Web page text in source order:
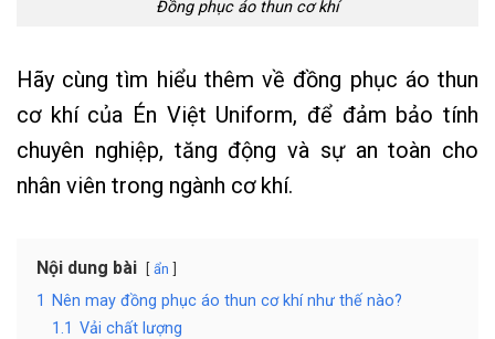
Đồng phục áo thun cơ khí
Hãy cùng tìm hiểu thêm về đồng phục áo thun
cơ khí của Én Việt Uniform, để đảm bảo tính
chuyên nghiệp, tăng động và sự an toàn cho
nhân viên trong ngành cơ khí.
Nội dung bài ẩn
1
Nên may đồng phục áo thun cơ khí như thế nào?
1.1 Vải chất lượng